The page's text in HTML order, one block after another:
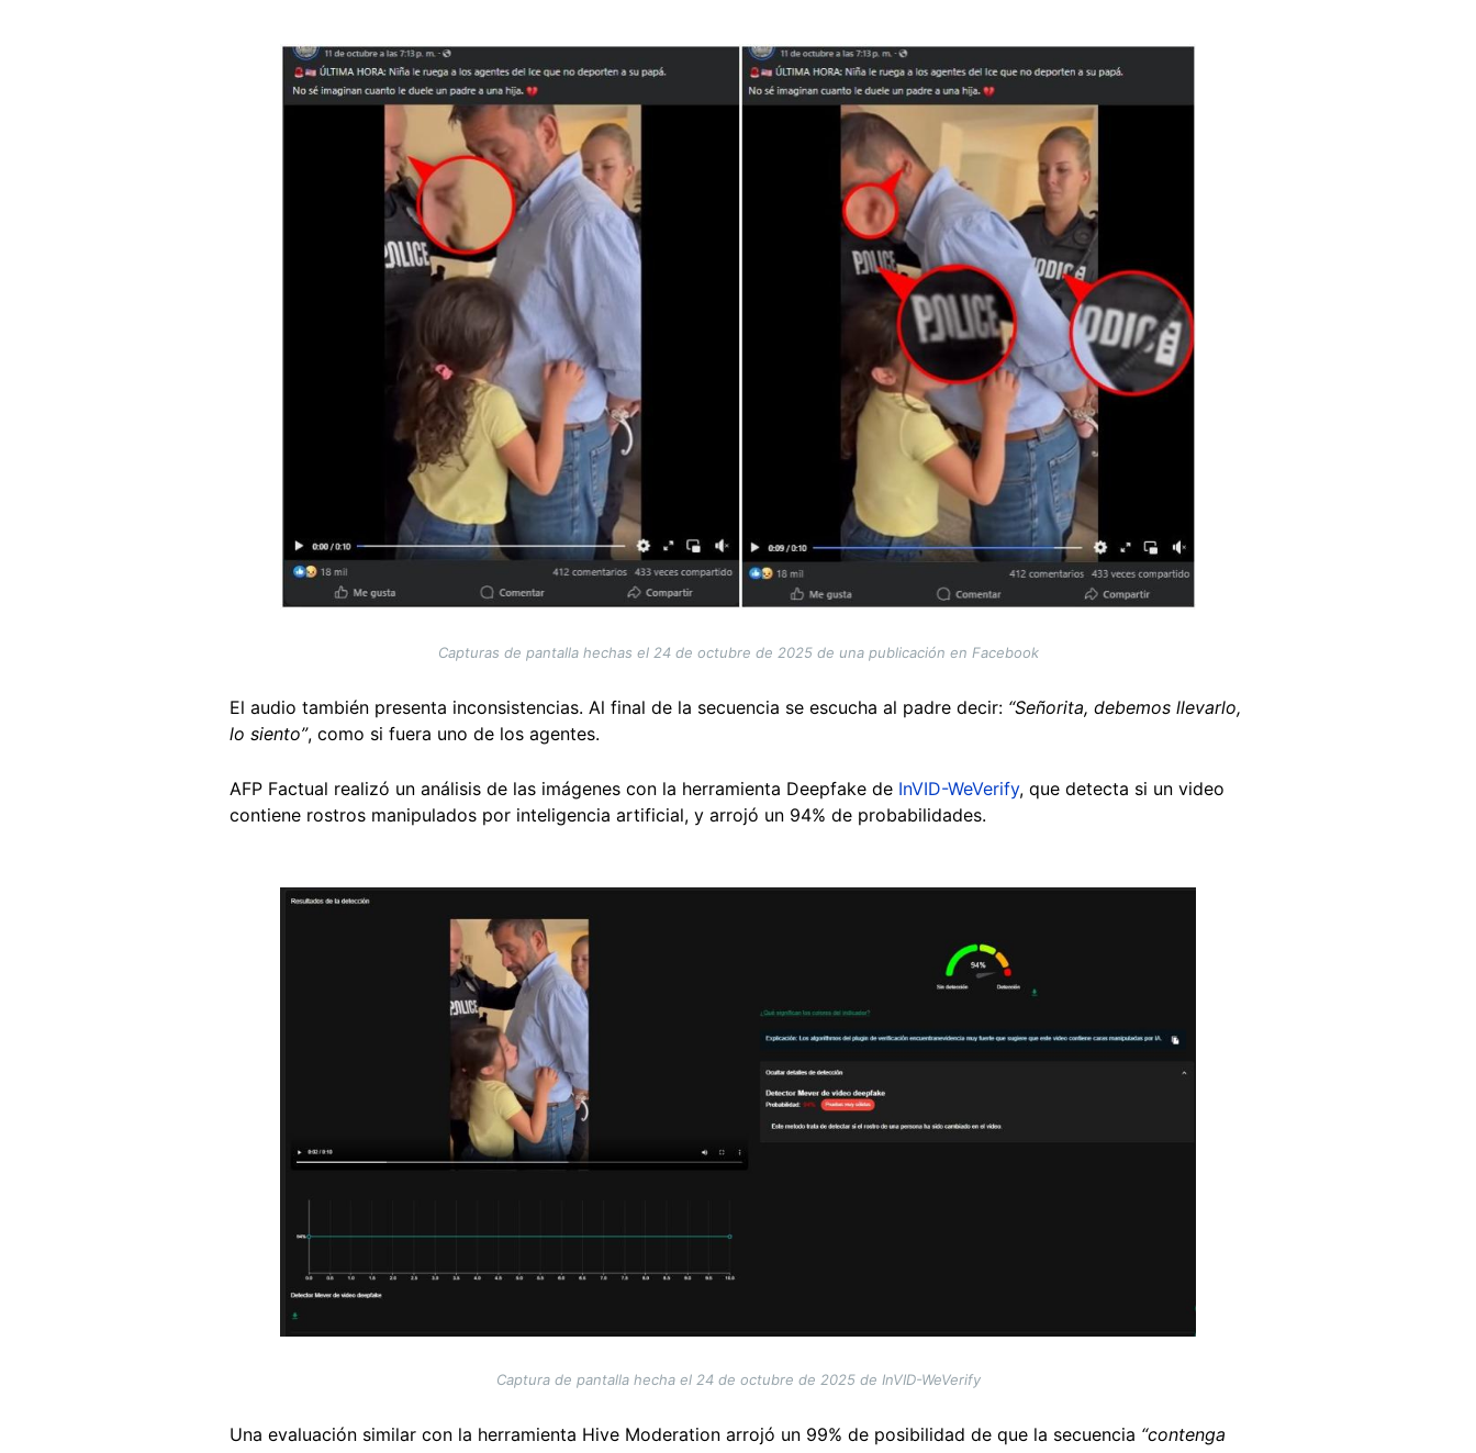
Capturas de pantalla hechas el 24 de octubre de 2025 de una publicación en Facebook
El audio también presenta inconsistencias. Al final de la secuencia se escucha al padre decir: “Señorita, debemos llevarlo,
lo siento”, como si fuera uno de los agentes.
AFP Factual realizó un análisis de las imágenes con la herramienta Deepfake de InVID-WeVerify, que detecta si un video
contiene rostros manipulados por inteligencia artificial, y arrojó un 94% de probabilidades.
Captura de pantalla hecha el 24 de octubre de 2025 de InVID-WeVerify
Una evaluación similar con la herramienta Hive Moderation arrojó un 99% de posibilidad de que la secuencia “contenga